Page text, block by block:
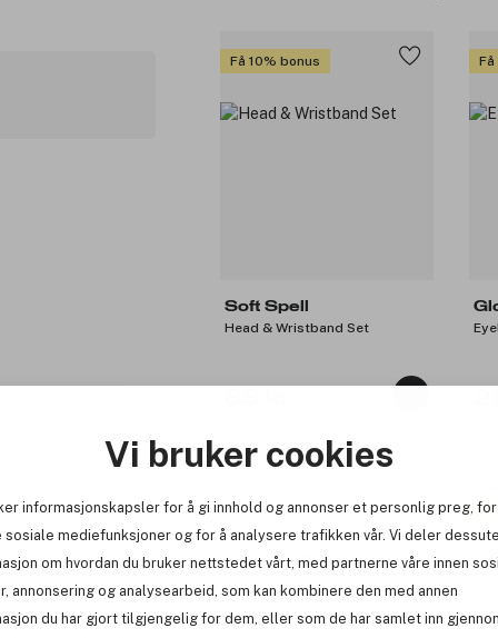
Vi bruker cookies
informasjonskapsler for å gi innhold og annonser et personlig preg, for
sosiale mediefunksjoner og for å analysere trafikken vår. Vi deler
om hvordan du bruker nettstedet vårt, med partnerne våre innen
annonsering og analysearbeid, som kan kombinere den med annen
du har gjort tilgjengelig for dem, eller som de har samlet inn
Få 10% bonus
Soft Spell
Head & Wristband Set
Få
4